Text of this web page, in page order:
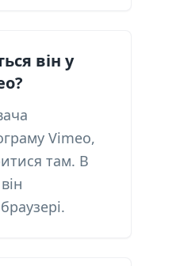
він у
Vimeo,
там. В